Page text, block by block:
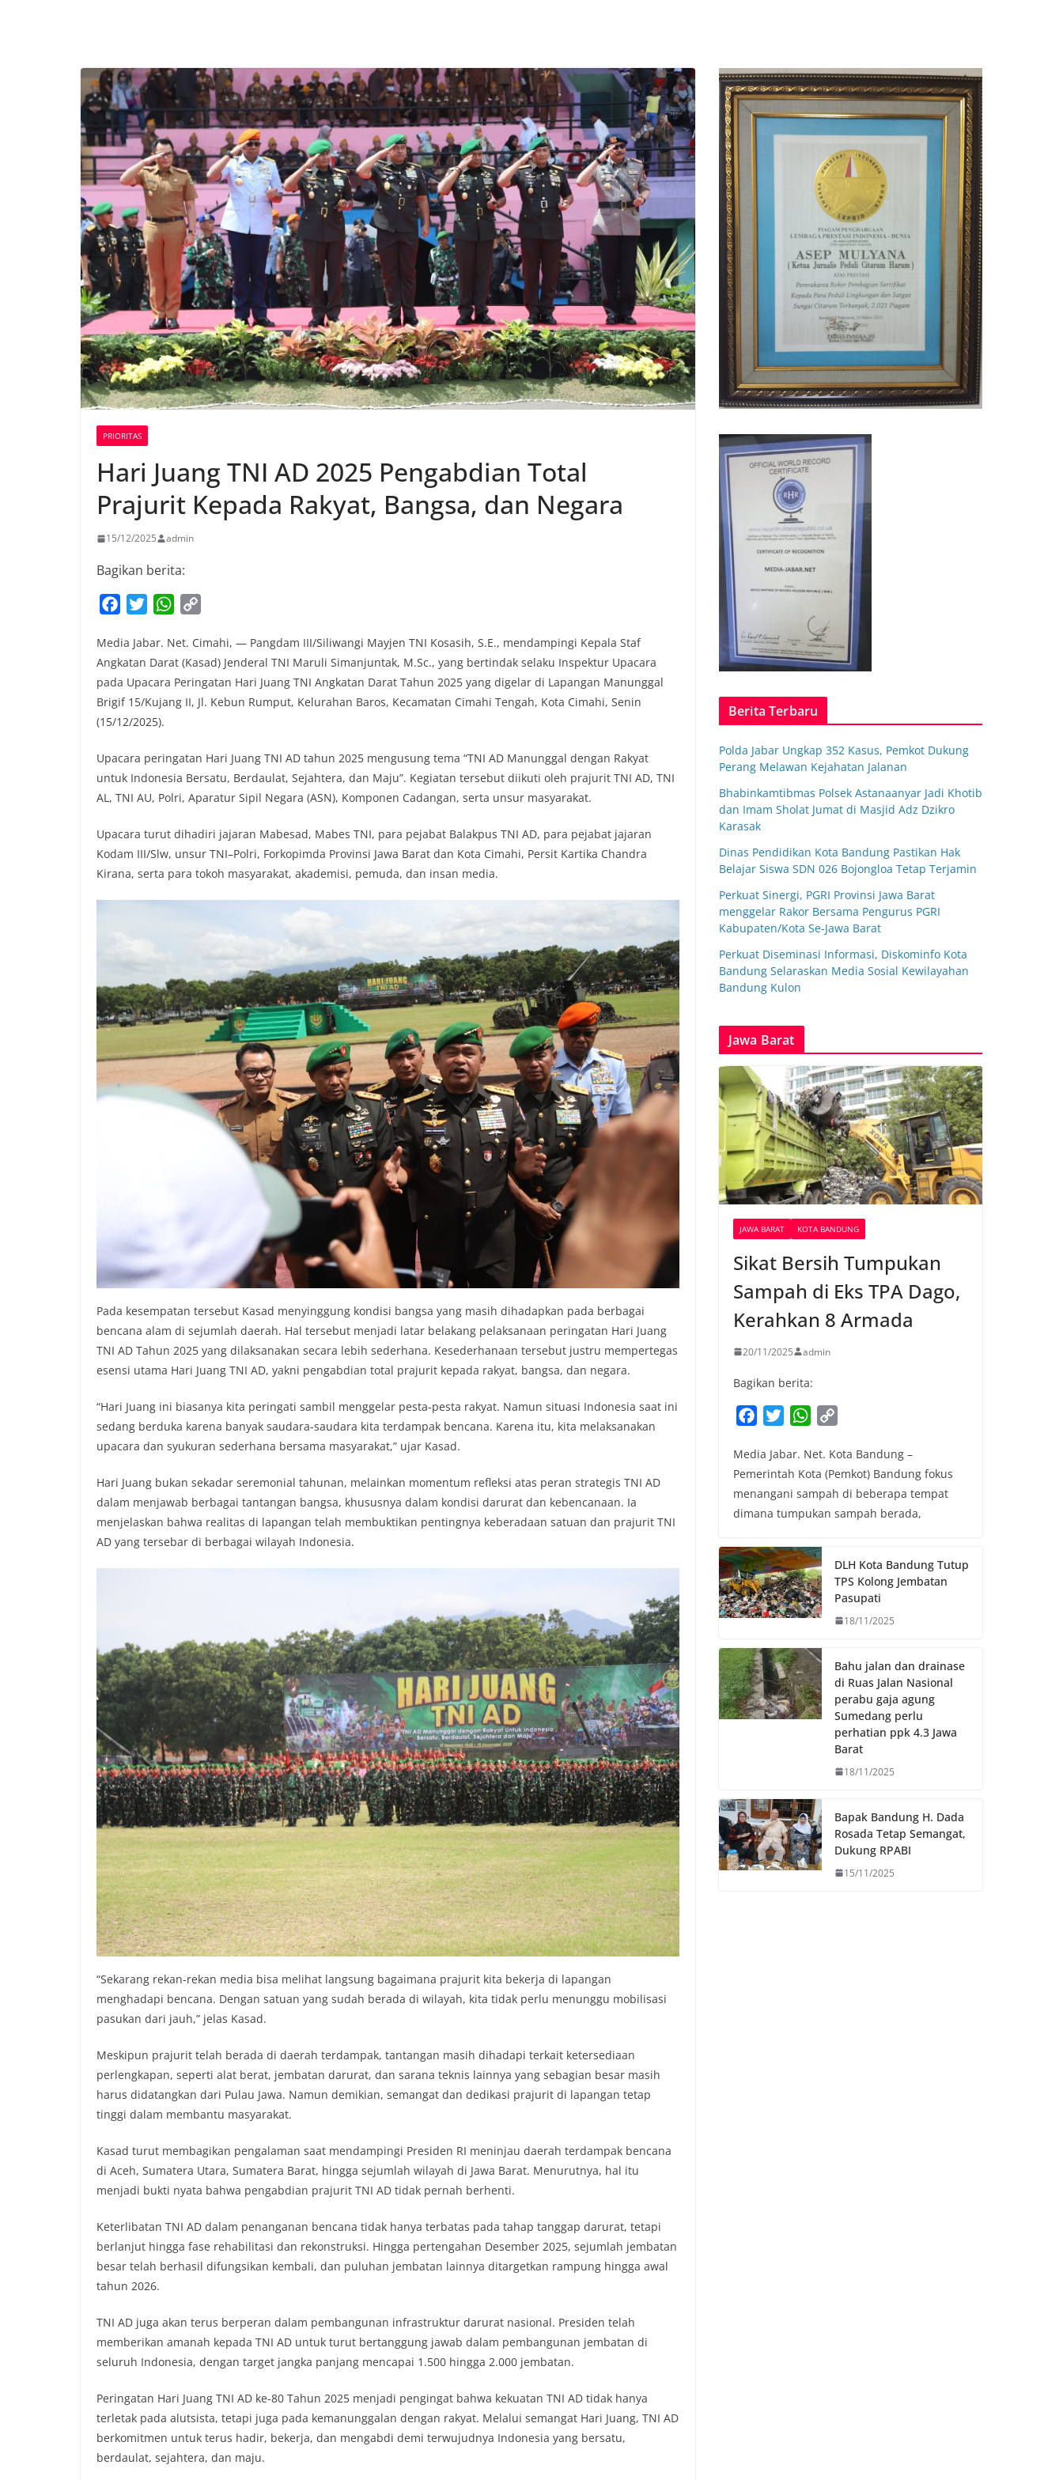
PRIORITAS
Hari Juang TNI AD 2025 Pengabdian Total
Prajurit Kepada Rakyat, Bangsa, dan Negara
15/12/2025 admin
Bagikan berita:
c
e
b
o
o
i
t
t
e
r
W
a
t
s
A
p
y
L
i
Media Jabar. Net. Cimahi, — Pangdam III/Siliwangi Mayjen TNI Kosasih, S.E., mendampingi Kepala Staf
Angkatan Darat (Kasad) Jenderal TNI Maruli Simanjuntak, M.Sc., yang bertindak selaku Inspektur Upacara
pada Upacara Peringatan Hari Juang TNI Angkatan Darat Tahun 2025 yang digelar di Lapangan Manunggal
Brigif 15/Kujang II, Jl. Kebun Rumput, Kelurahan Baros, Kecamatan Cimahi Tengah, Kota Cimahi, Senin
(15/12/2025).
Upacara peringatan Hari Juang TNI AD tahun 2025 mengusung tema “TNI AD Manunggal dengan Rakyat
untuk Indonesia Bersatu, Berdaulat, Sejahtera, dan Maju”. Kegiatan tersebut diikuti oleh prajurit TNI AD, TNI
AL, TNI AU, Polri, Aparatur Sipil Negara (ASN), Komponen Cadangan, serta unsur masyarakat.
Upacara turut dihadiri jajaran Mabesad, Mabes TNI, para pejabat Balakpus TNI AD, para pejabat jajaran
Kodam III/Slw, unsur TNI–Polri, Forkopimda Provinsi Jawa Barat dan Kota Cimahi, Persit Kartika Chandra
Kirana, serta para tokoh masyarakat, akademisi, pemuda, dan insan media.
Pada kesempatan tersebut Kasad menyinggung kondisi bangsa yang masih dihadapkan pada berbagai
bencana alam di sejumlah daerah. Hal tersebut menjadi latar belakang pelaksanaan peringatan Hari Juang
TNI AD Tahun 2025 yang dilaksanakan secara lebih sederhana. Kesederhanaan tersebut justru mempertegas
esensi utama Hari Juang TNI AD, yakni pengabdian total prajurit kepada rakyat, bangsa, dan negara.
“Hari Juang ini biasanya kita peringati sambil menggelar pesta-pesta rakyat. Namun situasi Indonesia saat ini
sedang berduka karena banyak saudara-saudara kita terdampak bencana. Karena itu, kita melaksanakan
upacara dan syukuran sederhana bersama masyarakat,” ujar Kasad.
Hari Juang bukan sekadar seremonial tahunan, melainkan momentum refleksi atas peran strategis TNI AD
dalam menjawab berbagai tantangan bangsa, khususnya dalam kondisi darurat dan kebencanaan. Ia
menjelaskan bahwa realitas di lapangan telah membuktikan pentingnya keberadaan satuan dan prajurit TNI
AD yang tersebar di berbagai wilayah Indonesia.
“Sekarang rekan-rekan media bisa melihat langsung bagaimana prajurit kita bekerja di lapangan
menghadapi bencana. Dengan satuan yang sudah berada di wilayah, kita tidak perlu menunggu mobilisasi
pasukan dari jauh,” jelas Kasad.
Meskipun prajurit telah berada di daerah terdampak, tantangan masih dihadapi terkait ketersediaan
perlengkapan, seperti alat berat, jembatan darurat, dan sarana teknis lainnya yang sebagian besar masih
harus didatangkan dari Pulau Jawa. Namun demikian, semangat dan dedikasi prajurit di lapangan tetap
tinggi dalam membantu masyarakat.
Kasad turut membagikan pengalaman saat mendampingi Presiden RI meninjau daerah terdampak bencana
di Aceh, Sumatera Utara, Sumatera Barat, hingga sejumlah wilayah di Jawa Barat. Menurutnya, hal itu
menjadi bukti nyata bahwa pengabdian prajurit TNI AD tidak pernah berhenti.
Keterlibatan TNI AD dalam penanganan bencana tidak hanya terbatas pada tahap tanggap darurat, tetapi
berlanjut hingga fase rehabilitasi dan rekonstruksi. Hingga pertengahan Desember 2025, sejumlah jembatan
besar telah berhasil difungsikan kembali, dan puluhan jembatan lainnya ditargetkan rampung hingga awal
tahun 2026.
TNI AD juga akan terus berperan dalam pembangunan infrastruktur darurat nasional. Presiden telah
memberikan amanah kepada TNI AD untuk turut bertanggung jawab dalam pembangunan jembatan di
seluruh Indonesia, dengan target jangka panjang mencapai 1.500 hingga 2.000 jembatan.
Peringatan Hari Juang TNI AD ke-80 Tahun 2025 menjadi pengingat bahwa kekuatan TNI AD tidak hanya
terletak pada alutsista, tetapi juga pada kemanunggalan dengan rakyat. Melalui semangat Hari Juang, TNI AD
berkomitmen untuk terus hadir, bekerja, dan mengabdi demi terwujudnya Indonesia yang bersatu,
berdaulat, sejahtera, dan maju.
Berita Terbaru
Polda Jabar Ungkap 352 Kasus, Pemkot Dukung
Perang Melawan Kejahatan Jalanan
Bhabinkamtibmas Polsek Astanaanyar Jadi Khotib
dan Imam Sholat Jumat di Masjid Adz Dzikro
Karasak
Dinas Pendidikan Kota Bandung Pastikan Hak
Belajar Siswa SDN 026 Bojongloa Tetap Terjamin
Perkuat Sinergi, PGRI Provinsi Jawa Barat
menggelar Rakor Bersama Pengurus PGRI
Kabupaten/Kota Se-Jawa Barat
Perkuat Diseminasi Informasi, Diskominfo Kota
Bandung Selaraskan Media Sosial Kewilayahan
Bandung Kulon
Jawa Barat
JAWA BARAT KOTA BANDUNG
Sikat Bersih Tumpukan
Sampah di Eks TPA Dago,
Kerahkan 8 Armada
20/11/2025 admin
Bagikan berita:
c
e
b
o
k
i
t
t
e
W
a
t
s
A
p
p
y
L
i
k
Media Jabar. Net. Kota Bandung –
Pemerintah Kota (Pemkot) Bandung fokus
menangani sampah di beberapa tempat
dimana tumpukan sampah berada,
DLH Kota Bandung Tutup
TPS Kolong Jembatan
Pasupati
18/11/2025
Bahu jalan dan drainase
di Ruas Jalan Nasional
perabu gaja agung
Sumedang perlu
perhatian ppk 4.3 Jawa
Barat
18/11/2025
Bapak Bandung H. Dada
Rosada Tetap Semangat,
Dukung RPABI
15/11/2025